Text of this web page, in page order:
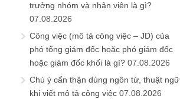
trưởng nhóm và nhân viên là gì?
07.08.2026
Công việc (mô tả công việc – JD) của
phó tổng giám đốc hoặc phó giám đốc
hoặc giám đốc khối là gì? 07.08.2026
Chú ý cẩn thận dùng ngôn từ, thuật ngữ
khi viết mô tả công việc 07.08.2026